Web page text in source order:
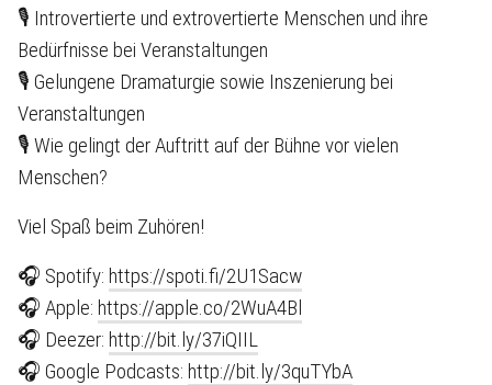
🎙 Introvertierte und extrovertierte Menschen und ihre
Bedürfnisse bei Veranstaltungen
🎙 Gelungene Dramaturgie sowie Inszenierung bei
Veranstaltungen
🎙 Wie gelingt der Auftritt auf der Bühne vor vielen
Menschen?
Viel Spaß beim Zuhören!
🎧 Spotify: https://spoti.fi/2U1Sacw
🎧 Apple: https://apple.co/2WuA4Bl
🎧 Deezer: http://bit.ly/37iQIIL
🎧 Google Podcasts: http://bit.ly/3quTYbA